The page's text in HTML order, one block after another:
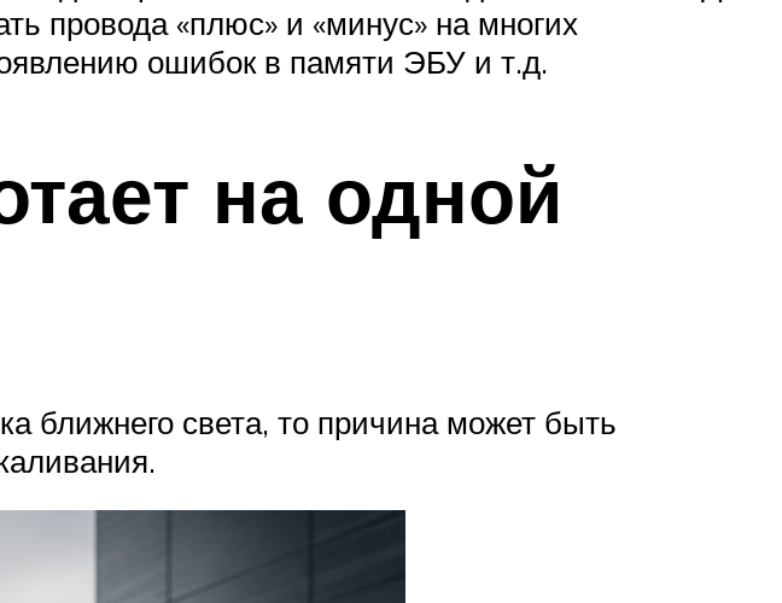
провода «плюс» и «минус» на многих
ошибок в памяти ЭБУ и т.д.
на одной
ближнего света, то причина может быть